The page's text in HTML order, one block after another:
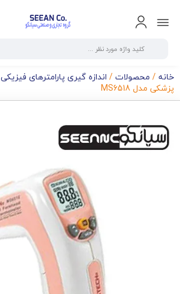
خانه / محصولات / اندازه گیری پارامترهای فیزیکی
پزشکی مدل MS6518